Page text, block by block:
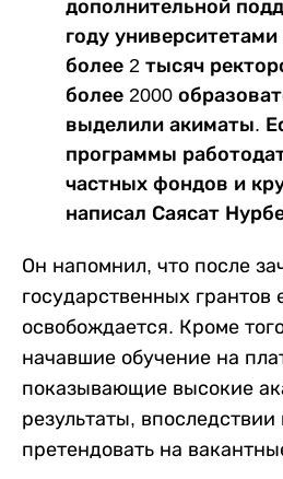
дополнительной
году
более 2 тысяч
более 2000
выделили акиматы.
программы
частных фондов и
написал Саясат
Он напомнил, что после
государственных грантов
освобождается. Кроме
начавшие обучение на
показывающие высокие
результаты, впоследствии
претендовать на